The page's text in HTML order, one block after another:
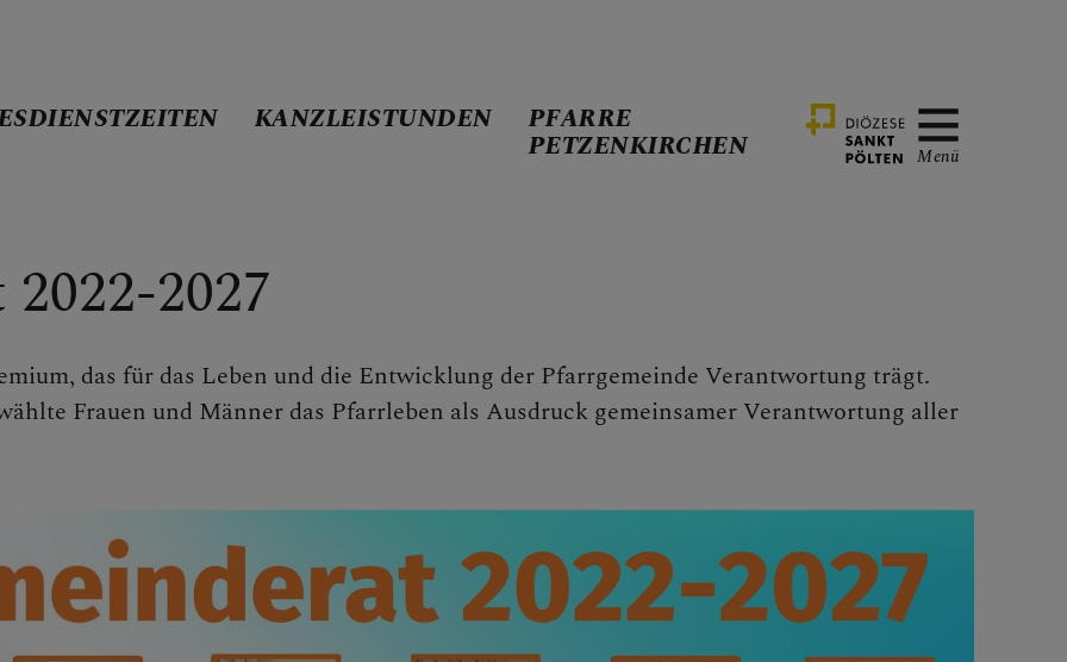
Mario Kietzer
Antony
Lukas Kaminsky
Ramharter
KANZLEISTUNDEN PFARRE
PETZENKIRCHEN Menü
2027
das für das Leben und die Entwicklung der Pfarrgemeinde Verantwortung trägt.
Frauen und Männer das Pfarrleben als Ausdruck gemeinsamer Verantwortung aller